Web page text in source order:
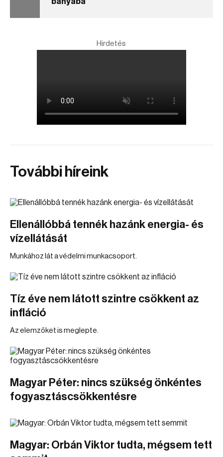
Hirdetés
További híreink
Ellenállóbbá tennék hazánk energia- és
vízellátását
Munkához lát a védelmi munkacsoport.
Tíz éve nem látott szintre csökkent az
infláció
Az elemzőket is meglepte.
Magyar Péter: nincs szükség önkéntes
fogyasztáscsökkentésre
Magyar: Orbán Viktor tudta, mégsem tett